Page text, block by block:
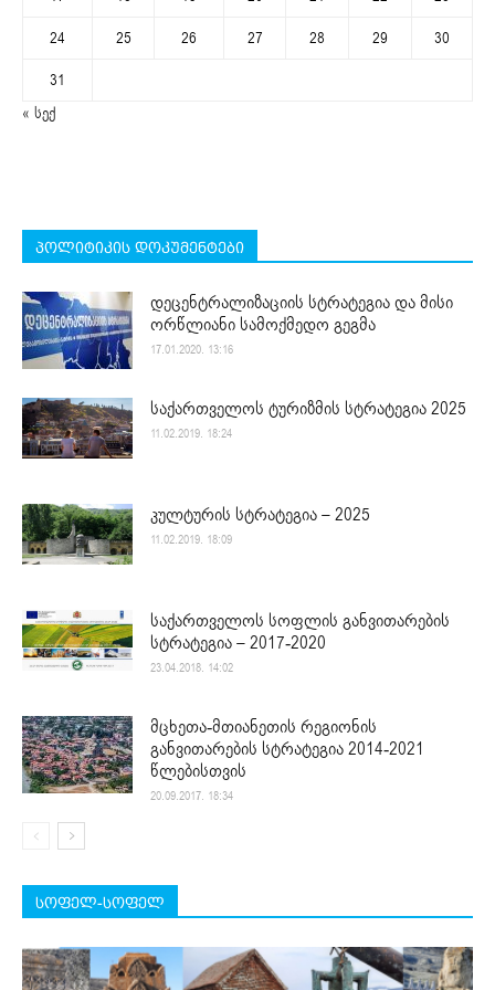
24
25 26 27 28 29
30
31
« სექ
პოლიტიკის დოკუმენტები
დეცენტრალიზაციის სტრატეგია და მისი
ორწლიანი სამოქმედო გეგმა
17.01.2020. 13:16
საქართველოს ტურიზმის სტრატეგია 2025
11.02.2019. 18:24
კულტურის სტრატეგია – 2025
11.02.2019. 18:09
საქართველოს სოფლის განვითარების
სტრატეგია – 2017-2020
23.04.2018. 14:02
მცხეთა-მთიანეთის რეგიონის
განვითარების სტრატეგია 2014-2021
წლებისთვის
20.09.2017. 18:34
სოფელ-სოფელ